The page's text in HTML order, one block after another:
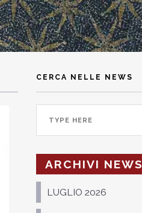
CERCA NELLE NEWS
ARCHIVI NEWS
LUGLIO 2026